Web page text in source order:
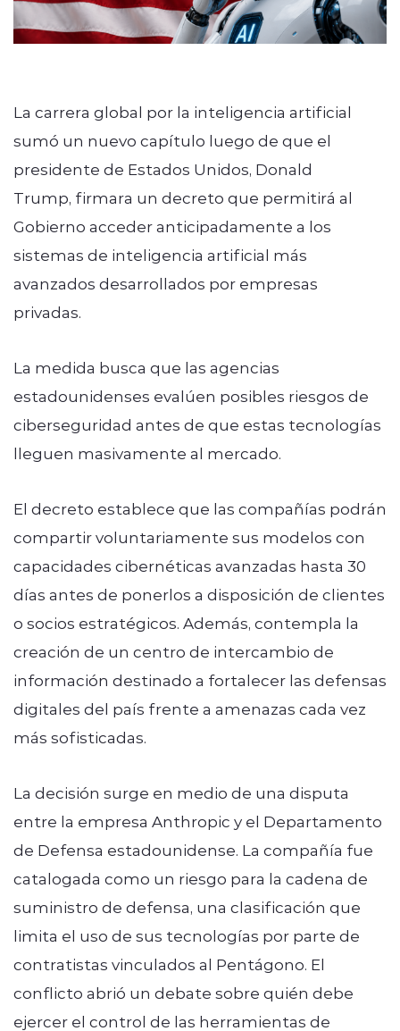
La carrera global por la inteligencia artificial
sumó un nuevo capítulo luego de que el
presidente de Estados Unidos, Donald
Trump, firmara un decreto que permitirá al
Gobierno acceder anticipadamente a los
sistemas de inteligencia artificial más
avanzados desarrollados por empresas
privadas.
La medida busca que las agencias
estadounidenses evalúen posibles riesgos de
ciberseguridad antes de que estas tecnologías
lleguen masivamente al mercado.
El decreto establece que las compañías podrán
compartir voluntariamente sus modelos con
capacidades cibernéticas avanzadas hasta 30
días antes de ponerlos a disposición de clientes
o socios estratégicos. Además, contempla la
creación de un centro de intercambio de
información destinado a fortalecer las defensas
digitales del país frente a amenazas cada vez
más sofisticadas.
La decisión surge en medio de una disputa
entre la empresa Anthropic y el Departamento
de Defensa estadounidense. La compañía fue
catalogada como un riesgo para la cadena de
suministro de defensa, una clasificación que
limita el uso de sus tecnologías por parte de
contratistas vinculados al Pentágono. El
conflicto abrió un debate sobre quién debe
ejercer el control de las herramientas de